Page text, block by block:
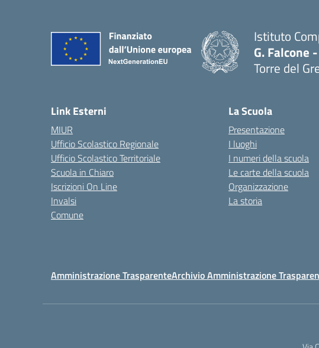
Istituto
G. Falcone
Torre del
Link Esterni
MIUR
Ufficio Scolastico Regionale
Ufficio Scolastico Territoriale
Scuola in Chiaro
Iscrizioni On Line
Invalsi
Comune
La Scuola
Presentazione
I luoghi
I numeri della scuola
Le carte della scuola
Organizzazione
La storia
Amministrazione TrasparenteArchivio Amministrazione